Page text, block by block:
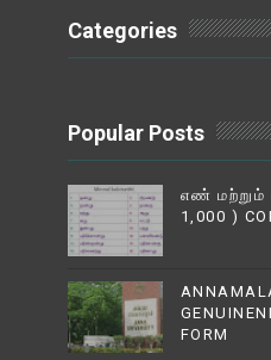
Categories
Popular Posts
எண்
1,000 )
FORM